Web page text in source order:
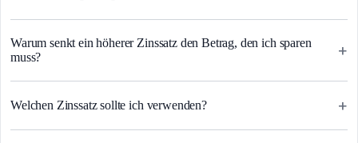
Warum senkt ein höherer Zinssatz den Betrag, den ich sparen
muss?
+
Welchen Zinssatz sollte ich verwenden? +